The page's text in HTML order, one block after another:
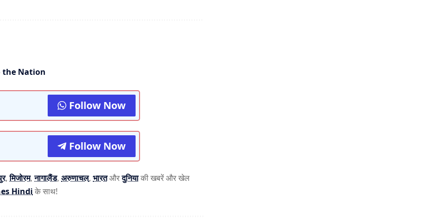
the Nation
Follow Now
Follow Now
,मिजोरम,नागालैंड, अरुणाचल, भारतऔरदुनियाकी खबरें और खेल
Hindi के साथ!